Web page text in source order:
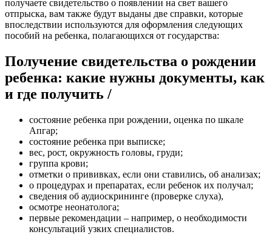
получаете свидетельство о появлении на свет вашего
отпрыска, вам также будут выданы две справки, которые
впоследствии используются для оформления следующих
пособий на ребенка, полагающихся от государства:
Получение свидетельства о рождении
ребенка: какие нужны документы, как
и где получить /
состояние ребенка при рождении, оценка по шкале
Апгар;
состояние ребенка при выписке;
вес, рост, окружность головы, груди;
группа крови;
отметки о прививках, если они ставились, об анализах;
о процедурах и препаратах, если ребенок их получал;
сведения об аудиоскрининге (проверке слуха),
осмотре неонатолога;
первые рекомендации – например, о необходимости
консультаций узких специалистов.